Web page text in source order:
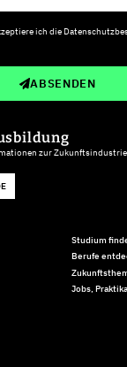
ich die
ABSENDEN
zur
Studium
Berufe
Jobs,